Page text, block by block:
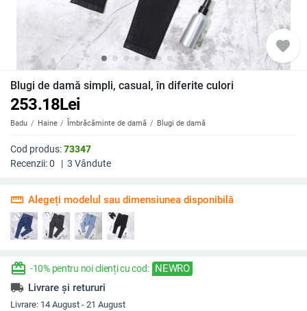
favorite
Blugi de damă simpli, casual, în diferite culori
253.18Lei
Badu Haine Îmbrăcăminte de damă Blugi de damă
Cod produs:73347
Recenzii:0 | 3 Vândute
straighten Alegeți modelul sau dimensiunea disponibilă
redeem -10% pentru noi clienți cu cod: NEWRO
local_shipping Livrare și retururi
Livrare: 14 August - 21 August